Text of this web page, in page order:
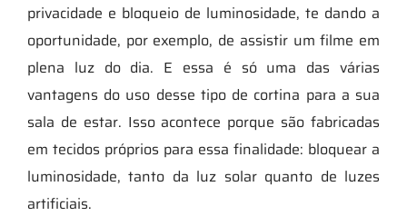
privacidade e bloqueio de luminosidade, te dando a
oportunidade, por exemplo, de assistir um filme em
plena luz do dia. E essa é só uma das várias
vantagens do uso desse tipo de cortina para a sua
sala de estar. Isso acontece porque são fabricadas
em tecidos próprios para essa finalidade: bloquear a
luminosidade, tanto da luz solar quanto de luzes
artificiais.